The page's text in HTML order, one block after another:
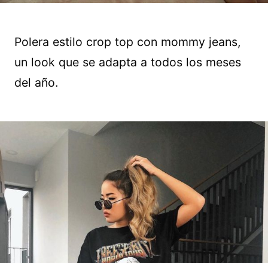
Polera estilo crop top con mommy jeans,
un look que se adapta a todos los meses
del año.